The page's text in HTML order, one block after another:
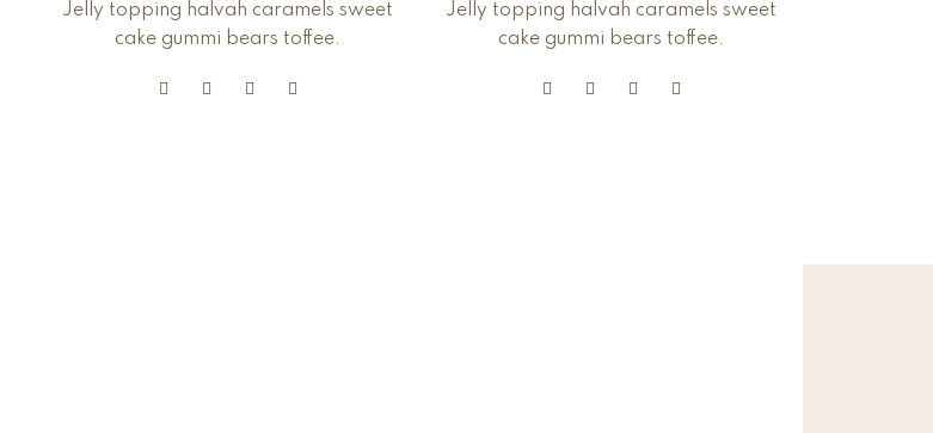
Jelly topping halvah caramels sweet
cake gummi bears toffee.
Jelly topping halvah caramels sweet
cake gummi bears toffee.